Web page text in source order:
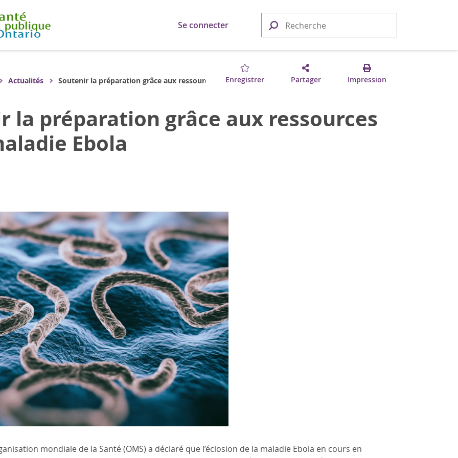
Se connecter
Enregistrer Partager Impression
Actualités
Soutenir la préparation grâce aux ressources
la préparation grâce aux ressources
Ebola
mondiale de la Santé (OMS) a déclaré que l’éclosion de la maladie Ebola en cours en